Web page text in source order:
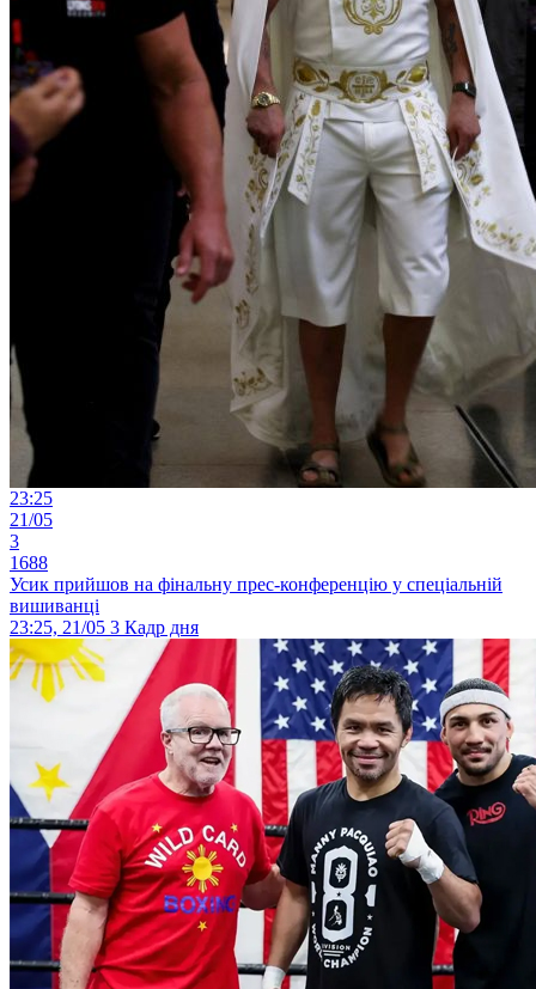
23:25
21/05
3
1688
Усик прийшов на фінальну прес-конференцію у спеціальній
вишиванці
23:25, 21/05 3 Кадр дня